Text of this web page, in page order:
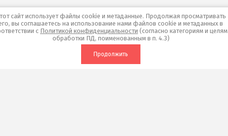
сайт использует файлы cookie и метаданные. Продолжая просматривать
вы соглашаетесь на использование нами файлов cookie и метаданных в
с Политикой конфиденциальности (согласно категориям и целям
обработки ПД, поименованным в п. 4.3)
Продолжить